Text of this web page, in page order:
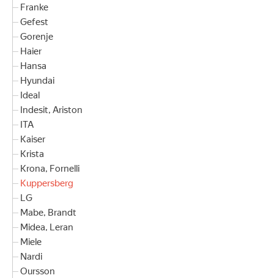
Franke
Gefest
Gorenje
Haier
Hansa
Hyundai
Ideal
Indesit, Ariston
ITA
Kaiser
Krista
Krona, Fornelli
Kuppersberg
LG
Mabe, Brandt
Midea, Leran
Miele
Nardi
Oursson